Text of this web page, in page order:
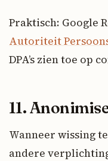
Praktisch: Google
Autoriteit
DPA’s zien toe op
11.
Wanneer wissing
andere